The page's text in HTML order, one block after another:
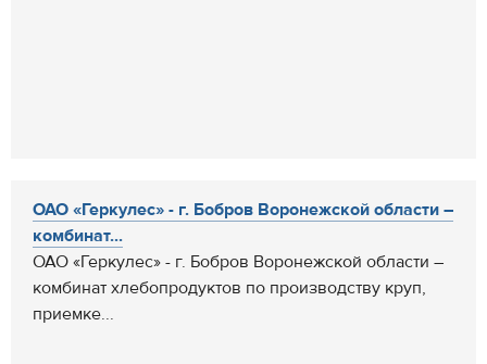
ОАО «Геркулес» - г. Бобров Воронежской области –
комбинат...
ОАО «Геркулес» - г. Бобров Воронежской области –
комбинат хлебопродуктов по производству круп,
приемке...